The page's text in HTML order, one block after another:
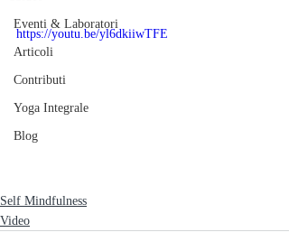
Eventi & Laboratori
Articoli
Contributi
Yoga Integrale
Blog
https://youtu.be/yl6dkiiwTFE
Self Mindfulness
Video